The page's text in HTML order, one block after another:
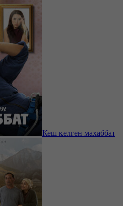
Кеш келген махаббат